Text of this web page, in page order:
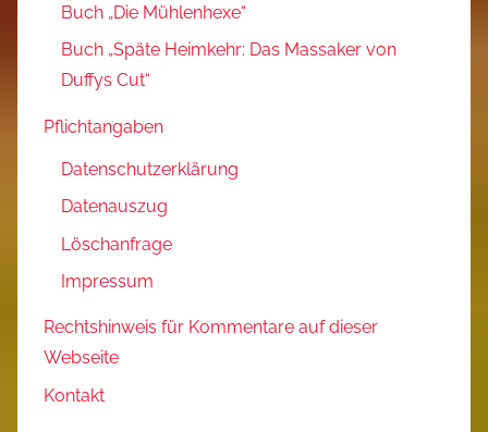
Buch „Die Mühlenhexe“
Buch „Späte Heimkehr: Das Massaker von
Duffys Cut“
Pflichtangaben
Datenschutzerklärung
Datenauszug
Löschanfrage
Impressum
Rechtshinweis für Kommentare auf dieser
Webseite
Kontakt